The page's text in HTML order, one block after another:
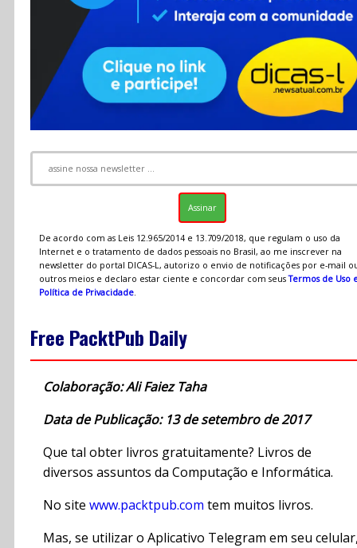
RSS
De acordo com as Leis 12.965/2014 e 13.709/2018, que regulam o uso da
Internet e o tratamento de dados pessoais no Brasil, ao me inscrever na
newsletter do portal DICAS-L, autorizo o envio de notificações por e-mail
outros meios e declaro estar ciente e concordar com seusTermos de Uso
Política de Privacidade.
Free PacktPub Daily
Colaboração: Ali Faiez Taha
Data de Publicação: 13 de setembro de 2017
Que tal obter livros gratuitamente? Livros de
diversos assuntos da Computação e Informática.
No site www.packtpub.com tem muitos livros.
Mas, se utilizar o Aplicativo Telegram em seu